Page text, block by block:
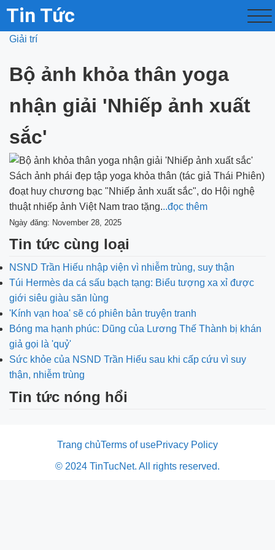
Tin Tức
Giải trí
Bộ ảnh khỏa thân yoga
nhận giải 'Nhiếp ảnh xuất
sắc'
Sách ảnh phái đẹp tập yoga khỏa thân (tác giả Thái Phiên)
đoạt huy chương bạc "Nhiếp ảnh xuất sắc", do Hội nghệ
thuật nhiếp ảnh Việt Nam trao tặng...đọc thêm
Ngày đăng: November 28, 2025
Tin tức cùng loại
NSND Trần Hiếu nhập viện vì nhiễm trùng, suy thận
Túi Hermès da cá sấu bạch tạng: Biểu tượng xa xỉ được
giới siêu giàu săn lùng
'Kính vạn hoa' sẽ có phiên bản truyện tranh
Bóng ma hạnh phúc: Dũng của Lương Thế Thành bị khán
giả gọi là 'quỷ'
Sức khỏe của NSND Trần Hiếu sau khi cấp cứu vì suy
thận, nhiễm trùng
Tin tức nóng hổi
Trang chủTerms of usePrivacy Policy
© 2024 TinTucNet. All rights reserved.